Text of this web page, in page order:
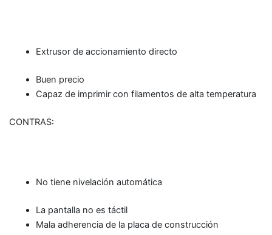
Extrusor de accionamiento directo
Buen precio
Capaz de imprimir con filamentos de alta temperatura
CONTRAS:
No tiene nivelación automática
La pantalla no es táctil
Mala adherencia de la placa de construcción